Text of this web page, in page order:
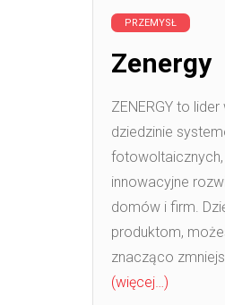
PRZEMYSŁ
Zenergy
ZENERGY to lider
dziedzinie
innowacyjne
domów i firm.
produktom,
znacząco
(więcej…)